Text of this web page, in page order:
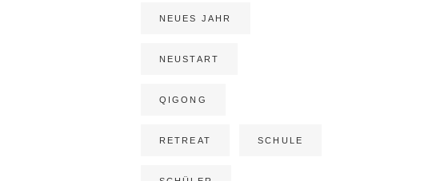
NEUES JAHR
NEUSTART
QIGONG
RETREAT SCHULE